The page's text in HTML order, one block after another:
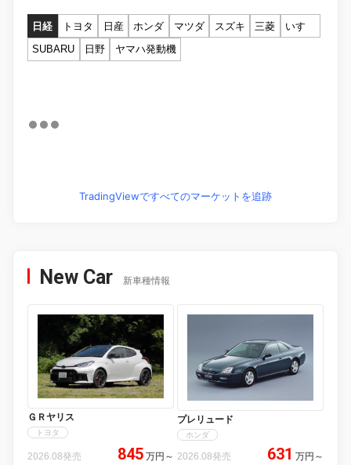
日経 トヨタ 日産 ホンダ マツダ スズキ 三菱
いすゞ
SUBARU
日野 ヤマハ発動機
TradingViewですべてのマーケットを追跡
New Car 新車種情報
ＧＲヤリス
トヨタ
2026.08発売 845 万円 ～
プレリュード
ホンダ
2026.08発売 631 万円 ～